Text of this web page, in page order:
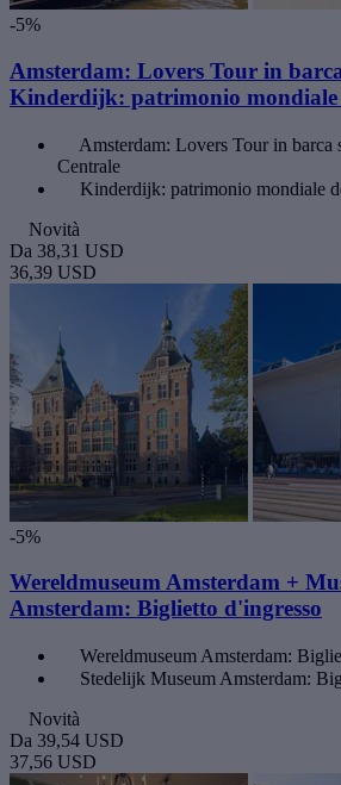
-5%
Amsterdam: Lovers Tour in
Kinderdijk: patrimonio mondiale
Amsterdam: Lovers Tour in barca
Centrale
Kinderdijk: patrimonio mondiale
Novità
Da 38,31 USD
36,39 USD
-5%
Wereldmuseum Amsterdam +
Amsterdam: Biglietto d'ingresso
Wereldmuseum Amsterdam:
Stedelijk Museum Amsterdam:
Novità
Da 39,54 USD
37,56 USD